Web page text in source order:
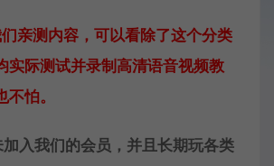
亲测内容，可以看除了这个分类
实际测试并录制高清语音视频教
怕。
入我们的会员，并且长期玩各类